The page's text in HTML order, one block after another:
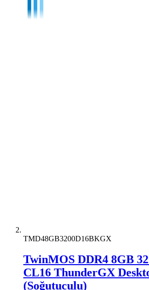
TMD48GB3200D16BKGX
TwinMOS DDR4 8GB
CL16 ThunderGX
(Soğutuculu)